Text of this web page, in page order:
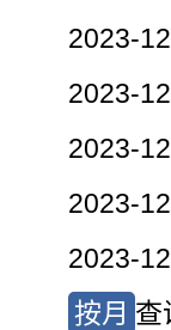
2023-
2023-
2023-
2023-
2023-
按月 查